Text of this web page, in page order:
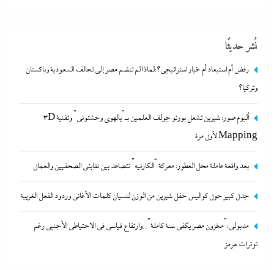
بعد واقعة عاملة محل العطور: معركة “الكارنيه” تتصاعد بين نقابتى
نُشر حديثًا
رفض أم استبعاد أم خيار استراتيجي؟:لماذا لم تنضم مصر إلى تحالف السعودية وباكستان
وتركيا؟
ألبوم صور: شيرين تشعل بورتو جولف العلمين بـ”يالهوى وحشتونى” وتقنية 3D
Mapping لأول مرة
بعد واقعة عاملة محل العطور: معركة “الكارنيه” تتصاعد بين نقابتى الصحفيين والعمال
جدل كبير حول كواليس حفل شيرين من الوزن لنسيان كلمات الأغانى وردود الفعل الغريبة
مدبولي:”مخزون مصر يكفي سنة كاملة”..وارتفاع قياسي في الاحتياطي الأجنبي رغم
توترات هرمز